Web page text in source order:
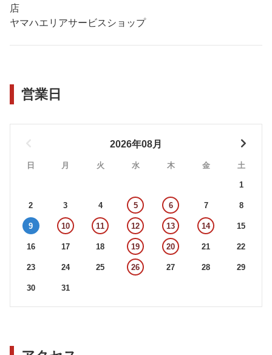
ヤマハエリアサービスショップ
営業日
2026年08月
日 月 火 水 木 金 土
1
2 3 4 5 6 7 8
9 10 11 12 13 14 15
16 17 18 19 20 21 22
23 24 25 26 27 28 29
30 31